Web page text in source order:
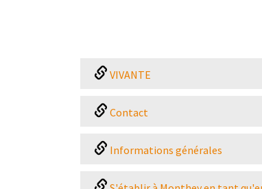
VIVANTE
Contact
Informations générales